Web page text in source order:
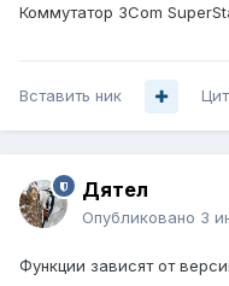
Коммутатор 3Com
Вставить ник
Дятел
Опубликовано 3
Функции зависят от